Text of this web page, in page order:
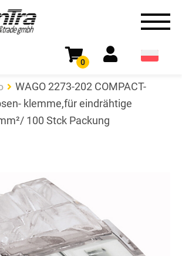
0
WAGO 2273-202 COMPACT-
klemme,für eindrähtige
100 Stck Packung